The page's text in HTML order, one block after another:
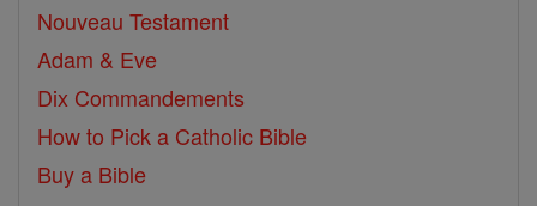
Nouveau Testament
Adam & Eve
Dix Commandements
How to Pick a Catholic Bible
Buy a Bible